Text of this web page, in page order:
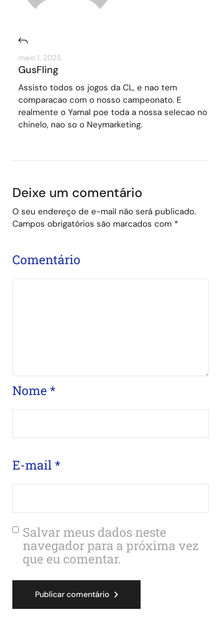
maio 1, 2025
GusFling
Assisto todos os jogos da CL, e nao tem
comparacao com o nosso campeonato. E
realmente o Yamal poe toda a nossa selecao no
chinelo, nao so o Neymarketing.
Deixe um comentário
O seu endereço de e-mail não será publicado.
Campos obrigatórios são marcados com *
Comentário
Nome *
E-mail *
Salvar meus dados neste
navegador para a próxima vez
que eu comentar.
Publicar comentário